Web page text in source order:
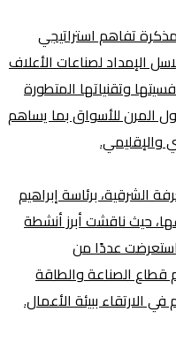
تفاهم استراتيجي
الإمداد لصناعات الأعلاف
وتقنياتها المتطورة
المرن للأسواق بما يساهم
والإقليمي.
الشرقية، برئاسة إبراهيم
حيث ناقشت أبرز أنشطة
عددًا من
الصناعة والطاقة
الارتقاء ببيئة الأعمال.